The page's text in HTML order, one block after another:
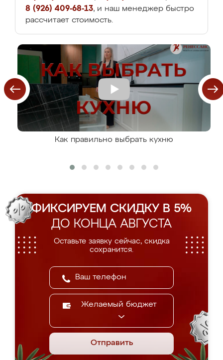
8 (926) 409-68-13, и наш менеджер быстро
рассчитает стоимость.
Как правильно выбрать кухню
ФИКСИРУЕМ СКИДКУ В 5%
ДО КОНЦА АВГУСТА
Оставьте заявку сейчас, скидка
сохранится.
Желаемый бюджет
Отправить